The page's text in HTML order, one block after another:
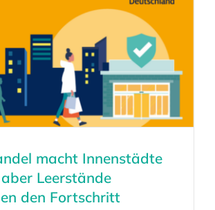
macht Innenstädte
Leerstände
den Fortschritt